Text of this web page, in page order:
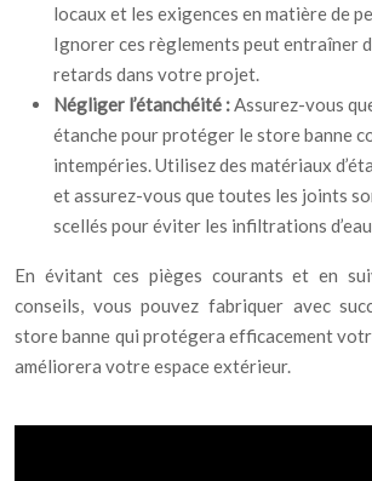
locaux et les exigences en matière de
Ignorer ces règlements peut entraîner
retards dans votre projet.
Négliger l’étanchéité :Assurez-vous
étanche pour protéger le store banne
intempéries. Utilisez des matériaux
et assurez-vous que toutes les joints
scellés pour éviter les infiltrations
En évitant ces pièges courants et en
conseils, vous pouvez fabriquer avec
store banne qui protégera efficacement
améliorera votre espace extérieur.